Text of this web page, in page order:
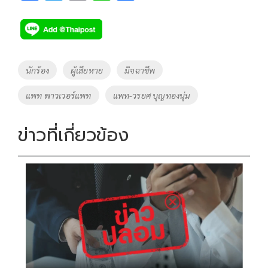
e
b
o
k
tt
er
p
y
Li
k
Tags
นักร้อง ผู้เสียหาย มิจฉาชีพ
แพท พาวเวอร์แพท แพท-วรยศ บุญทองนุ่ม
ข่าวที่เกี่ยวข้อง